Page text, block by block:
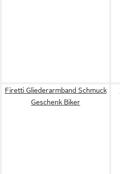
Firetti Gliederarmband Schmuck
Geschenk Biker